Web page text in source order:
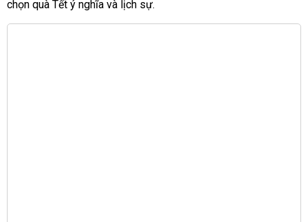
chọn quà Tết ý nghĩa và lịch sự.